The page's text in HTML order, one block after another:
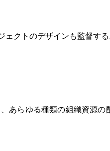
ェクトのデザインも監督す
あらゆる種類の組織資源の